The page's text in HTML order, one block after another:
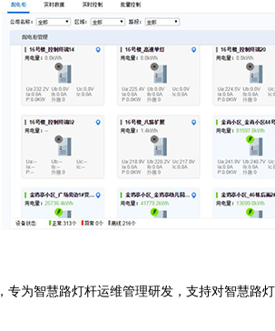
，专为智慧路灯杆运维管理研发，支持对智慧路